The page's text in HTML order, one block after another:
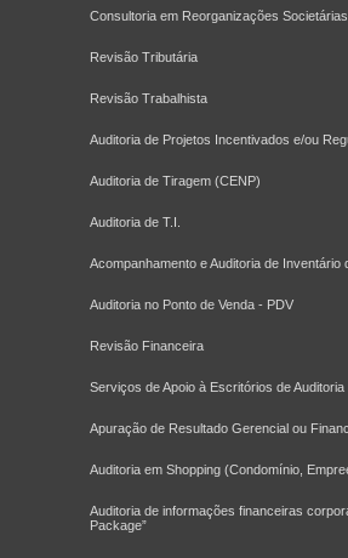
Consultoria em Reorganizações Societárias
Revisão Tributária
Revisão Trabalhista
Auditoria de Projetos Incentivados e/ou
Auditoria de Tiragem (CENP)
Auditoria de T.I.
Acompanhamento e Auditoria de Inventário
Auditoria no Ponto de Venda - PDV
Revisão Financeira
Serviços de Apoio à Escritórios de Auditoria
Apuração de Resultado Gerencial ou
Auditoria em Shopping (Condomínio,
Auditoria de informações financeiras
Package”